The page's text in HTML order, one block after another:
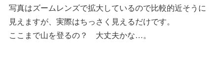
写真はズームレンズで拡大しているので比較的近そうに
見えますが、実際はちっさく見えるだけです。
ここまで山を登るの？ 大丈夫かな…。